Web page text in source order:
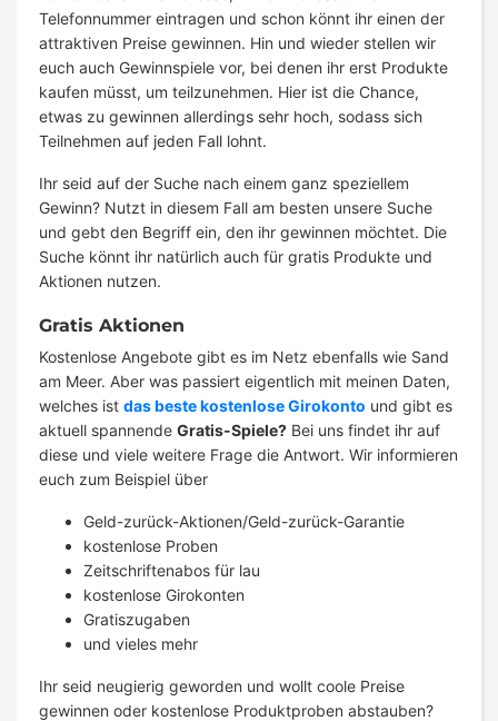
Telefonnummer eintragen und schon könnt ihr einen der
attraktiven Preise gewinnen. Hin und wieder stellen wir
euch auch Gewinnspiele vor, bei denen ihr erst Produkte
kaufen müsst, um teilzunehmen. Hier ist die Chance,
etwas zu gewinnen allerdings sehr hoch, sodass sich
Teilnehmen auf jeden Fall lohnt.
Ihr seid auf der Suche nach einem ganz speziellem
Gewinn? Nutzt in diesem Fall am besten unsere Suche
und gebt den Begriff ein, den ihr gewinnen möchtet. Die
Suche könnt ihr natürlich auch für gratis Produkte und
Aktionen nutzen.
Gratis Aktionen
Kostenlose Angebote gibt es im Netz ebenfalls wie Sand
am Meer. Aber was passiert eigentlich mit meinen Daten,
welches ist das beste kostenlose Girokonto und gibt es
aktuell spannende Gratis-Spiele? Bei uns findet ihr auf
diese und viele weitere Frage die Antwort. Wir informieren
euch zum Beispiel über
Geld-zurück-Aktionen/Geld-zurück-Garantie
kostenlose Proben
Zeitschriftenabos für lau
kostenlose Girokonten
Gratiszugaben
und vieles mehr
Ihr seid neugierig geworden und wollt coole Preise
gewinnen oder kostenlose Produktproben abstauben?